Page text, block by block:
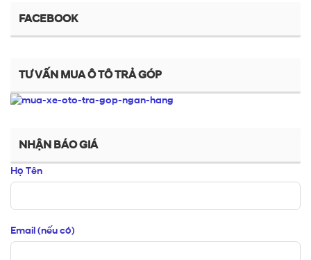
FACEBOOK
TƯ VẤN MUA Ô TÔ TRẢ GÓP
NHẬN BÁO GIÁ
Họ Tên
Email (nếu có)